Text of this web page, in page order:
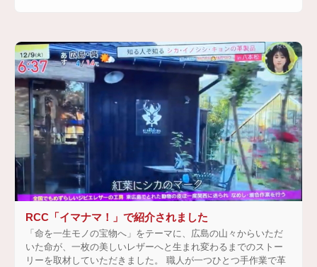
RCC「イマナマ！」で紹介されました
「命を一生モノの宝物へ」をテーマに、広島の山々からいただ
いた命が、一枚の美しいレザーへと生まれ変わるまでのストー
リーを取材していただきました。 職人が一つひとつ手作業で革